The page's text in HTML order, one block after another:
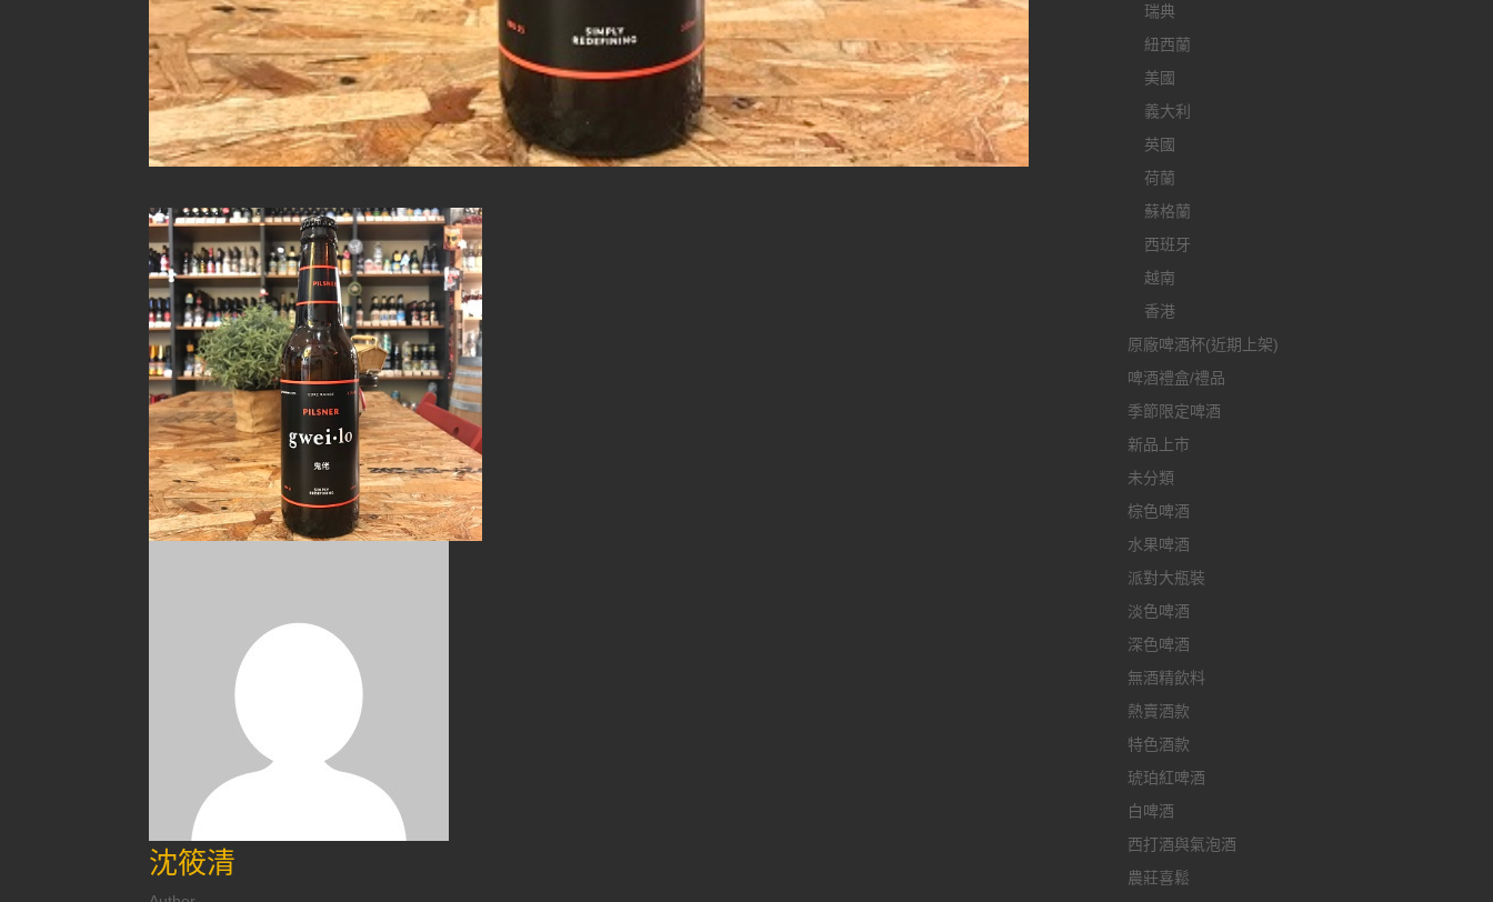
沈筱清
瑞典
紐西蘭
美國
義大利
英國
荷蘭
蘇格蘭
西班牙
越南
香港
原廠啤酒杯(近期上架)
啤酒禮盒/禮品
季節限定啤酒
新品上市
未分類
棕色啤酒
水果啤酒
派對大瓶裝
淡色啤酒
深色啤酒
無酒精飲料
熱賣酒款
特色酒款
琥珀紅啤酒
白啤酒
西打酒與氣泡酒
農莊喜鬆